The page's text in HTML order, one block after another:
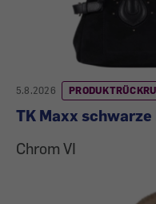
5.8.2026
TK Maxx
Chrom VI